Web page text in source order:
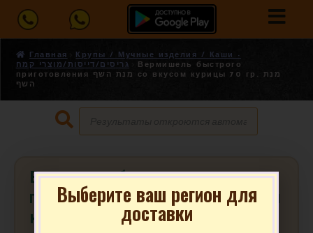
Главная
Крупы / Мучные изделия / Каши -
גריסים/דייסות/מוצרי קמח
Вермишель быстрого
приготовления מנת השף со вкусом курицы 70 гр. מנת
השף
Вермишель быстрого
приготовления מנת השף со вкусом
курицы 70 гр. מנת השף
Выберите ваш регион для
доставки